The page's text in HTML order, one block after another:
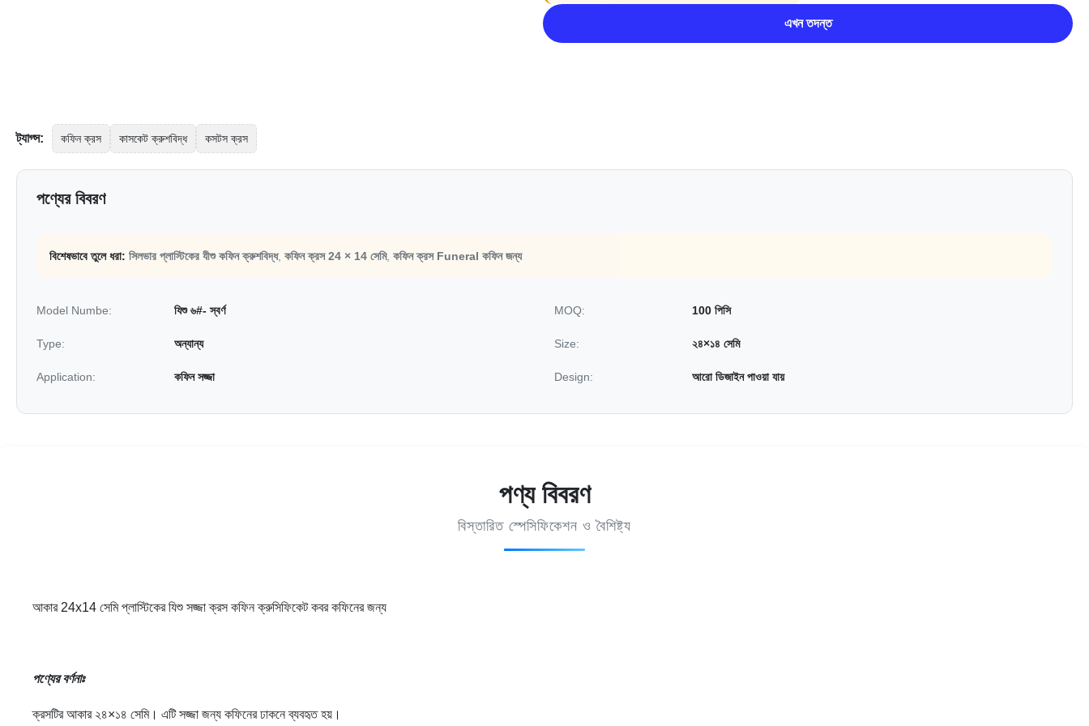
এখন তদন্ত
ট্যাগ্স: কফিন ক্রস কাসকেট ক্রুশবিদ্ধ কসটস ক্রস
পণ্যের বিবরণ
বিশেষভাবে তুলে ধরা: সিলভার প্লাস্টিকের যীশু কফিন ক্রুশবিদ্ধ, কফিন ক্রস 24 × 14 সেমি, কফিন ক্রস Funeral কফিন জন্য
Model Numbe: যিশু ৬#- স্বর্ণ MOQ: 100 পিসি
Type: অন্যান্য Size: ২৪×১৪ সেমি
Application: কফিন সজ্জা Design: আরো ডিজাইন পাওয়া যায়
পণ্য বিবরণ
বিস্তারিত স্পেসিফিকেশন ও বৈশিষ্ট্য
আকার 24x14 সেমি প্লাস্টিকের যিশু সজ্জা ক্রস কফিন ক্রুসিফিকেট কবর কফিনের জন্য
পণ্যের বর্ণনাঃ
ক্রসটির আকার ২৪×১৪ সেমি। এটি সজ্জা জন্য কফিনের ঢাকনে ব্যবহৃত হয়।